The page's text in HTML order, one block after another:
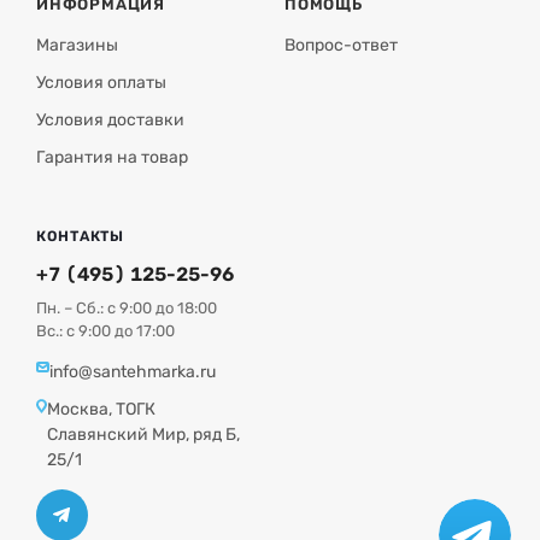
Ремонтопригодность:
замена картриджа и
уплотнений без демонтажа всего устройства.
ИНФОРМАЦИЯ
Магазины
Условия оплаты
Условия доставки
Гарантия на товар
ПОМОЩЬ
Вопрос-ответ
КОНТАКТЫ
+7 (495) 125-25-96
Пн. – Сб.: с 9:00 до 18:00
Вс.: с 9:00 до 17:00
info@santehmarka.ru
Москва, ТОГК
Славянский Мир, ряд Б,
25/1